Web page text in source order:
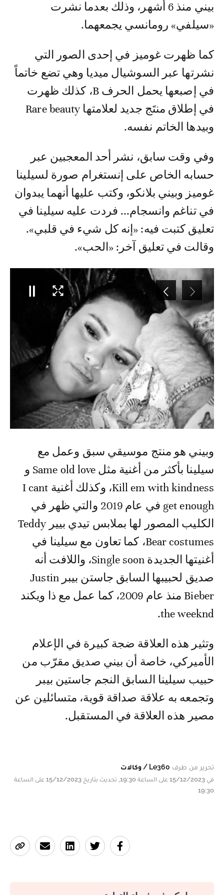
بيني منذ 6 أشهر، وذلك بعدما نشرت
«سيلفي» رومانسي يجمعهما.
كما ظهرت غوميز في إحدى الصور التي
نشرتها عبر السوشيال ميديا وهي تضع خاتماً
في إصبعها يحمل الحرف B، كذلك ظهرت
في إطلاق منتَج جديد لعلامتها Rare beauty
وبيدها الخاتم نفسه.
وفي وقت سابق، نشر أحد المعجبين عبر
حسابه الخاص على إنستغرام صورة لسيلينا
غوميز وبيني بلانكو، وكتب عليها أنهما يبدوان
في تناغم وانسجام... فردت عليه سيلينا في
تعليق كتبت فيه: «إنه كل شيء في قلبي».
وقالت في تعليق آخر: «الحب».
3
/
3
وبيني هو منتج موسيقي سبق وعمل مع
سيلينا بأكثر من أغنية مثل Same old love و
Kill em with kindness، وكذلك أغنية I cant
get enough في عام 2019 والتي ظهر في
الكليب المصور لها بملابس تيدي بيير Teddy
Bear costumes، كما تعاون مع سيلينا في
أغنيتها الجديدة Single soon، واللافت أنه
صديق لحبيبها السابق جاستن بيبر Justin
Bieber منذ عام 2009، كما عمل مع ذا ويكند
the weeknd.
وتثير هذه العلاقة ضجة كبيرة في الإعلام
الأميركي، خاصة أن بيني صديق مقرّب من
حبيب سيلينا السابق النجم جاستين بيبر
وتجمعه به علاقة صداقة قوية، متسائلين عن
مصير هذه العلاقة في المستقبل.
تحرير من طرف Le360 / وكالات
في 15/12/2023 على الساعة 19:30, تحديث بتاريخ 15/12/2023 على الساعة
19:30